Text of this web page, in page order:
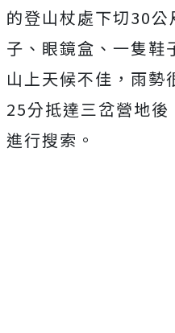
的登山杖處下切30
子、眼鏡盒、一隻鞋
山上天候不佳，雨勢
25分抵達三岔營地
進行搜索。